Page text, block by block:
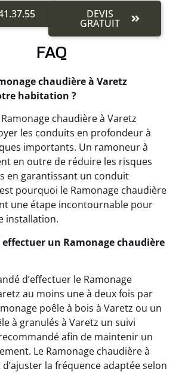
DEVIS
GRATUIT
FAQ
chaudière à Varetz
habitation ?
chaudière à Varetz
les conduits en profondeur à
importants. Un ramoneur à
en outre de réduire les risques
en garantissant un conduit
pourquoi le Ramonage chaudière
une étape incontournable pour
installation.
un Ramonage chaudière
d’effectuer le Ramonage
au moins une à deux fois par
poêle à bois à Varetz ou un
à granulés à Varetz un suivi
afin de maintenir un
Le Ramonage chaudière à
la fréquence adaptée selon